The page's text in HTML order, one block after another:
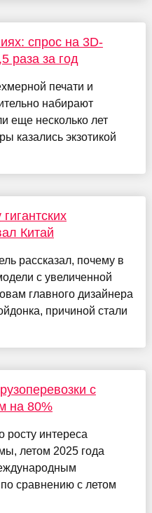
спрос на 3D-
раза за год
печати и
набирают
еще несколько лет
казались экзотикой
Китай
рассказал, почему в
с увеличенной
главного дизайнера
причиной стали
с
на 80%
росту интереса
летом 2025 года
сравнению с летом